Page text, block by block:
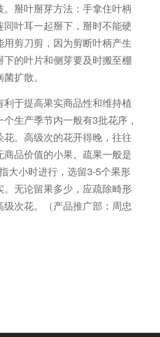
掰叶掰芽方法：手拿住叶柄
叶耳一起掰下，掰时不能硬
剪刀剪，因为剪断叶柄产生
的叶片和侧芽要及时搬至棚
扩散。
利于提高果实商品性和维持植
生产季节内一般有3批花序，
。高级次的花开得晚，往往
品价值的小果。疏果一般是
大小时进行，选留3-5个果形
无论留果多少，应疏除畸形
次花。（产品推广部：周忠